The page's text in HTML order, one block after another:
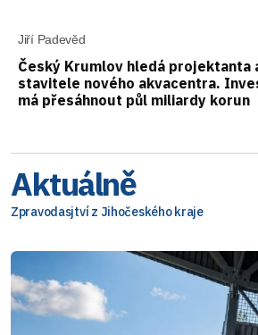
Jiří Padevěd
Český Krumlov hledá projektanta
stavitele nového akvacentra.
má přesáhnout půl miliardy korun
Aktuálně
Zpravodasjtví z Jihočeského kraje